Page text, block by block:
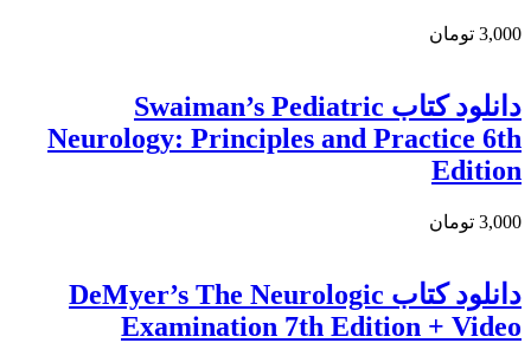
3,000 تومان
دانلود کتاب Swaiman’s Pediatric
Neurology: Principles and Practice 6th
Edition
3,000 تومان
دانلود کتاب DeMyer’s The Neurologic
Examination 7th Edition + Video